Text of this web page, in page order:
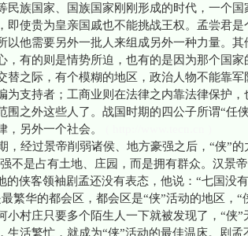
族国家、国族国家刚刚形成的时代，一个国
即使贵为皇亲国戚也不能挑战王权。孟尝君是
以他需要另外一批人来组成另外一种力量。其
，有的则是情势所迫，也有的是因为那个国家
之际，有个模糊的地区，政治人物不能靠军
支持者；工商业则在法律之内靠法律保护，
之外这些人了。战国时期的四公子所谓“任
另外一个社会。
经过景帝削弱诸侯、地方豪强之后，“侠”的
不是占有土地、庄园，而是拥有群众。汉景
侠客领袖剧孟还没有表态，他说：“七国没
繁华的都会区，都会区是“侠”活动的地区，“
村庄只要多个陌生人一下就被发现了，“侠”
活繁忙，就成为“侠”活动的最佳温床。剧孟